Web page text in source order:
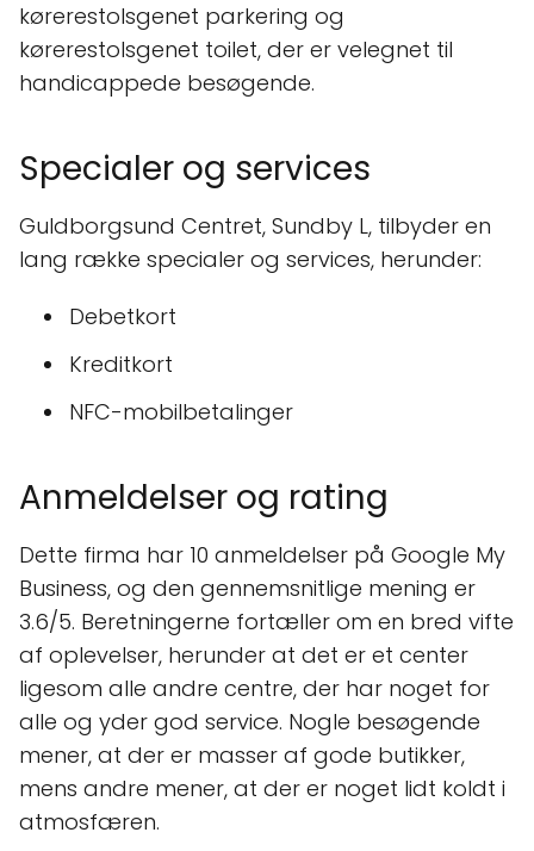
kørerestolsgenet parkering og
kørerestolsgenet toilet, der er velegnet til
handicappede besøgende.
Specialer og services
Guldborgsund Centret, Sundby L, tilbyder en
lang række specialer og services, herunder:
Debetkort
Kreditkort
NFC-mobilbetalinger
Anmeldelser og rating
Dette firma har 10 anmeldelser på Google My
Business, og den gennemsnitlige mening er
3.6/5. Beretningerne fortæller om en bred vifte
af oplevelser, herunder at det er et center
ligesom alle andre centre, der har noget for
alle og yder god service. Nogle besøgende
mener, at der er masser af gode butikker,
mens andre mener, at der er noget lidt koldt i
atmosfæren.